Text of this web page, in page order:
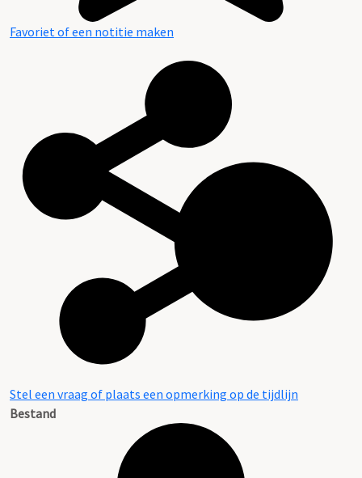
Favoriet of een notitie maken
Stel een vraag of plaats een opmerking op de tijdlijn
Bestand